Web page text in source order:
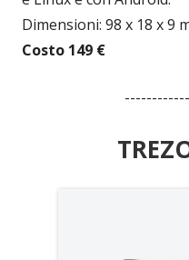
Dimensioni: 98 x 18 x 9
Costo 149 €